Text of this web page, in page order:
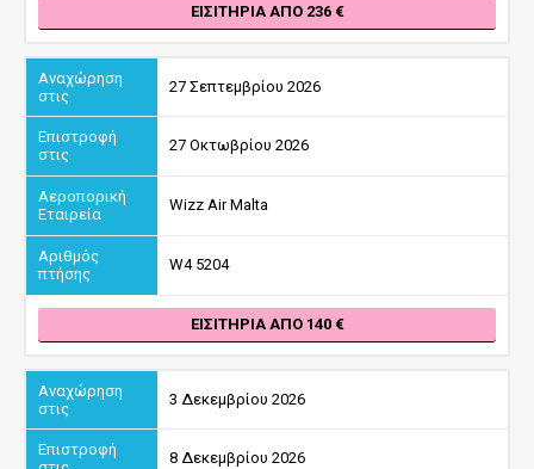
ΕΙΣΙΤΉΡΙΑ ΑΠΌ 236
27 Σεπτεμβρίου 2026
27 Οκτωβρίου 2026
Wizz Air Malta
W4 5204
ΕΙΣΙΤΉΡΙΑ ΑΠΌ 140
3 Δεκεμβρίου 2026
8 Δεκεμβρίου 2026